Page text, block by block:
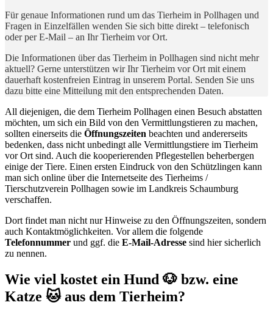
Für genaue Informationen rund um das Tierheim in Pollhagen und
Fragen in Einzelfällen wenden Sie sich bitte direkt – telefonisch
oder per E-Mail – an Ihr Tierheim vor Ort.
Die Informationen über das Tierheim in Pollhagen sind nicht mehr
aktuell? Gerne unterstützen wir Ihr Tierheim vor Ort mit einem
dauerhaft kostenfreien Eintrag in unserem Portal. Senden Sie uns
dazu bitte eine Mitteilung mit den entsprechenden Daten.
All diejenigen, die dem Tierheim Pollhagen einen Besuch abstatten
möchten, um sich ein Bild von den Vermittlungstieren zu machen,
sollten einerseits die Öffnungszeiten beachten und andererseits
bedenken, dass nicht unbedingt alle Vermittlungstiere im Tierheim
vor Ort sind. Auch die kooperierenden Pflegestellen beherbergen
einige der Tiere. Einen ersten Eindruck von den Schützlingen kann
man sich online über die Internetseite des Tierheims /
Tierschutzverein Pollhagen sowie im Landkreis Schaumburg
verschaffen.
Dort findet man nicht nur Hinweise zu den Öffnungszeiten, sondern
auch Kontaktmöglichkeiten. Vor allem die folgende
Telefonnummer und ggf. die E-Mail-Adresse sind hier sicherlich
zu nennen.
Wie viel kostet ein Hund 🐶 bzw. eine
Katze 🐱 aus dem Tierheim?